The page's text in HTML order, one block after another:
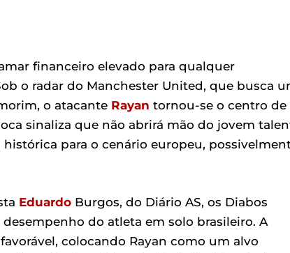
financeiro elevado para qualquer
o radar do Manchester United, que busca
o atacante Rayan tornou-se o centro de
sinaliza que não abrirá mão do jovem
para o cenário europeu,
Eduardo Burgos, do Diário AS, os Diabos
do atleta em solo brasileiro. A
colocando Rayan como um alvo